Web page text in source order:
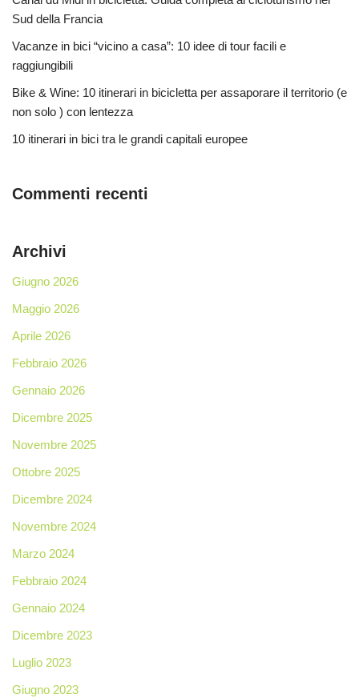
Sud della Francia
Vacanze in bici “vicino a casa”: 10 idee di tour facili e
raggiungibili
Bike & Wine: 10 itinerari in bicicletta per assaporare il territorio (e
non solo ) con lentezza
10 itinerari in bici tra le grandi capitali europee
Commenti recenti
Archivi
Giugno 2026
Maggio 2026
Aprile 2026
Febbraio 2026
Gennaio 2026
Dicembre 2025
Novembre 2025
Ottobre 2025
Dicembre 2024
Novembre 2024
Marzo 2024
Febbraio 2024
Gennaio 2024
Dicembre 2023
Luglio 2023
Giugno 2023